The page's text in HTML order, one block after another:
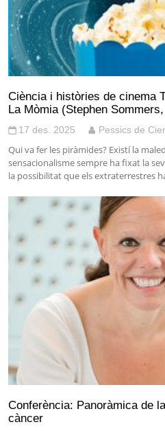
Ciència i històries de cinema
La Mòmia (Stephen
17 des. 2025 Pessics de
Qui va fer les piràmides? Existí la
sensacionalisme sempre ha fixat la
la possibilitat que els extraterrestres
Conferència: Panoràmica de
càncer